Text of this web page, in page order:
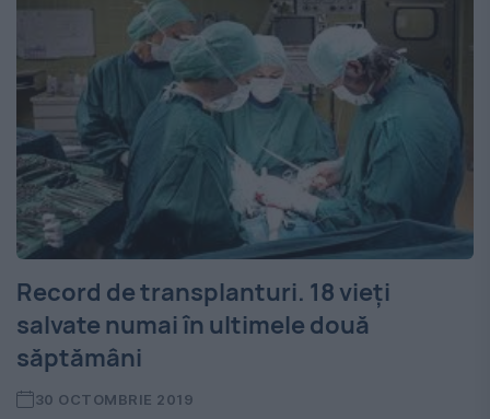
Record de transplanturi. 18 vieți
salvate numai în ultimele două
săptămâni
30 OCTOMBRIE 2019